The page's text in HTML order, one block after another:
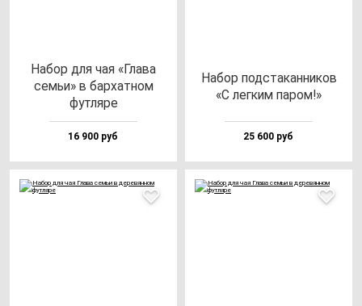
Набор для чая «Гла­ва
семьи» в бар­хат­ном
фут­ля­ре
16 900 руб
Набор под­ста­кан­ни­ков
«С лег­ким па­ром!»
25 600 руб